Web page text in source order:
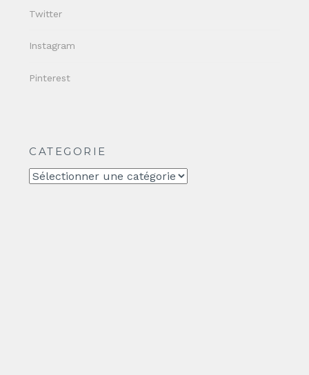
Twitter
Instagram
Pinterest
CATEGORIE
CATEGORIE